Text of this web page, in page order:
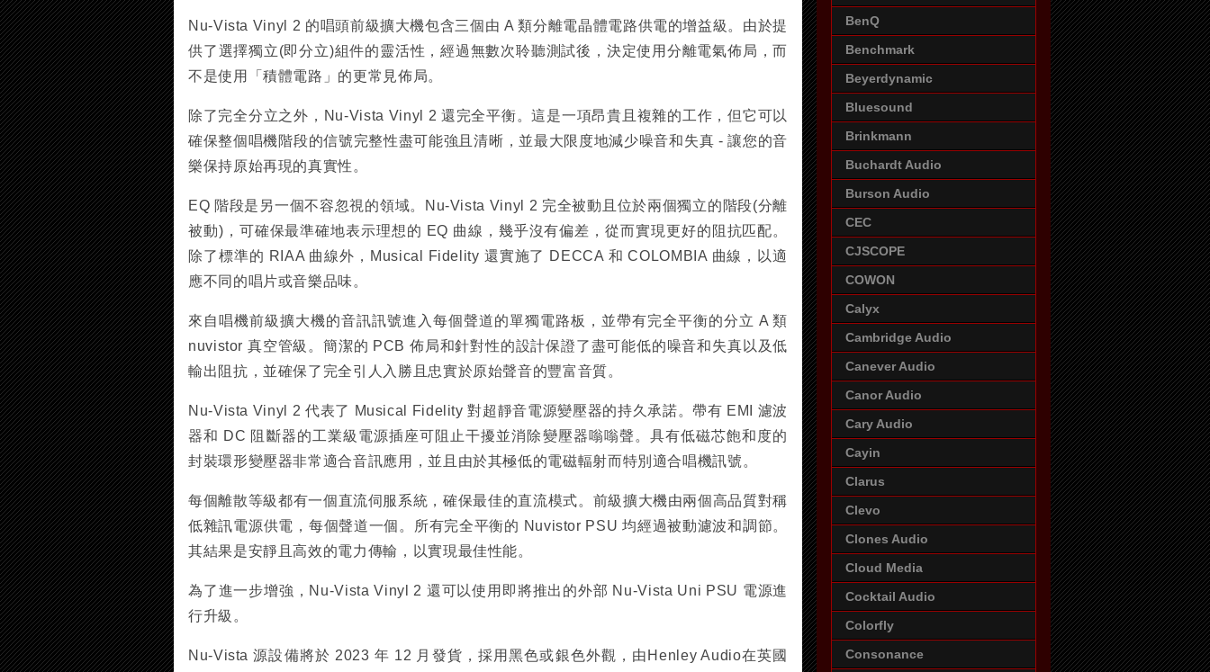
Nu-Vista Vinyl 2 的唱頭前級擴大機包含三個由 A 類分離電晶體電路供電的增益級。由於提
供了選擇獨立(即分立)組件的靈活性，經過無數次聆聽測試後，決定使用分離電氣佈局，而
不是使用「積體電路」的更常見佈局。
除了完全分立之外，Nu-Vista Vinyl 2 還完全平衡。這是一項昂貴且複雜的工作，但它可以
確保整個唱機階段的信號完整性盡可能強且清晰，並最大限度地減少噪音和失真 - 讓您的音
樂保持原始再現的真實性。
EQ 階段是另一個不容忽視的領域。Nu-Vista Vinyl 2 完全被動且位於兩個獨立的階段(分離
被動)，可確保最準確地表示理想的 EQ 曲線，幾乎沒有偏差，從而實現更好的阻抗匹配。
除了標準的 RIAA 曲線外，Musical Fidelity 還實施了 DECCA 和 COLOMBIA 曲線，以適
應不同的唱片或音樂品味。
來自唱機前級擴大機的音訊訊號進入每個聲道的單獨電路板，並帶有完全平衡的分立 A 類
nuvistor 真空管級。簡潔的 PCB 佈局和針對性的設計保證了盡可能低的噪音和失真以及低
輸出阻抗，並確保了完全引人入勝且忠實於原始聲音的豐富音質。
Nu-Vista Vinyl 2 代表了 Musical Fidelity 對超靜音電源變壓器的持久承諾。帶有 EMI 濾波
器和 DC 阻斷器的工業級電源插座可阻止干擾並消除變壓器嗡嗡聲。具有低磁芯飽和度的
封裝環形變壓器非常適合音訊應用，並且由於其極低的電磁輻射而特別適合唱機訊號。
每個離散等級都有一個直流伺服系統，確保最佳的直流模式。前級擴大機由兩個高品質對稱
低雜訊電源供電，每個聲道一個。所有完全平衡的 Nuvistor PSU 均經過被動濾波和調節。
其結果是安靜且高效的電力傳輸，以實現最佳性能。
為了進一步增強，Nu-Vista Vinyl 2 還可以使用即將推出的外部 Nu-Vista Uni PSU 電源進
行升級。
Nu-Vista 源設備將於 2023 年 12 月發貨，採用黑色或銀色外觀，由Henley Audio在英國
BenQ
Benchmark
Beyerdynamic
Bluesound
Brinkmann
Buchardt Audio
Burson Audio
CEC
CJSCOPE
COWON
Calyx
Cambridge Audio
Canever Audio
Canor Audio
Cary Audio
Cayin
Clarus
Clevo
Clones Audio
Cloud Media
Cocktail Audio
Colorfly
Consonance